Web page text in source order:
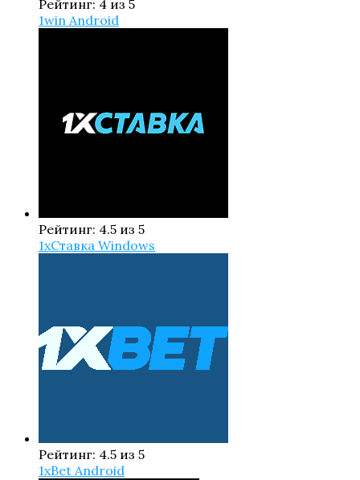
Рейтинг: 4 из 5
1win Android
Рейтинг: 4.5 из 5
1xСтавка Windows
Рейтинг: 4.5 из 5
1xBet Android